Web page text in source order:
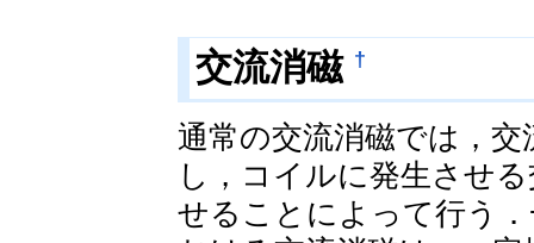
交流消磁 †
通常の交流消磁では，
し，コイルに発生させ
せることによって行う